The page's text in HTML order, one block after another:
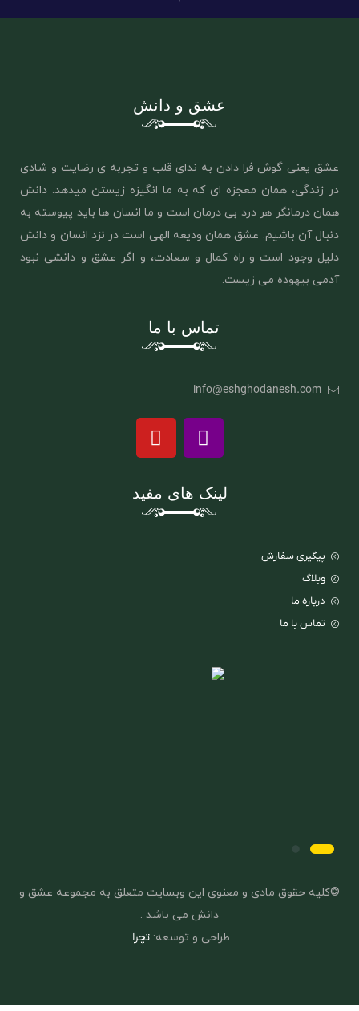
عشق و دانش
عشق یعنی گوش فرا دادن به ندای قلب و تجربه ی رضایت و شادی
در زندگی، همان معجزه ای که به ما انگیزه زیستن میدهد. دانش
همان درمانگر هر درد بی درمان است و ما انسان ها باید پیوسته به
دنبال آن باشیم. عشق همان ‌ودیعه الهی است در نزد انسان و دانش
دلیل وجود است و راه کمال و سعادت، و اگر عشق و دانشی نبود
آدمی بیهوده می زیست.
تماس با ما
info@eshghodanesh.com
لینک های مفید
پیگیری سفارش
وبلاگ
درباره ما
تماس با ما
©کلیه حقوق مادی و معنوی این وبسایت متعلق به مجموعه عشق و
دانش می باشد .
طراحی و توسعه:تچرا